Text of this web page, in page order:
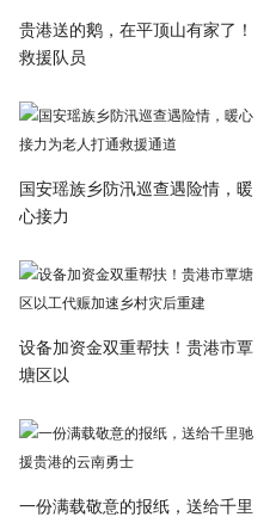
贵港送的鹅，在平顶山有家了！
救援队员
国安瑶族乡防汛巡查遇险情，暖
心接力
设备加资金双重帮扶！贵港市覃
塘区以
一份满载敬意的报纸，送给千里